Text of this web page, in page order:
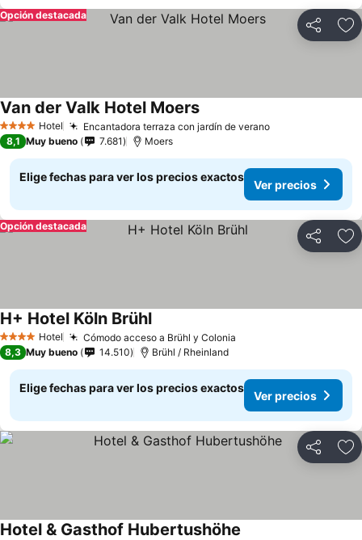
Compartir
Opción destacada
4 EstrellasHotel Encantadora terraza con jardín de veranoVer precios
Van der Valk Hotel MoersVer precios
8,1 Muy bueno 7.681 Moers
Elige fechas para ver los precios exactos
Ver precios
Compartir
Opción destacada
4 EstrellasHotel Cómodo acceso a Brühl y Colonia
H+ Hotel Köln BrühlVer precios
8,3 Muy bueno 14.510 Brühl / Rheinland
Elige fechas para ver los precios exactos
Ver precios
Compartir
Hotel & Gasthof Hubertushöhe